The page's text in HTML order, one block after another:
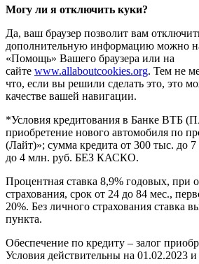
Могу ли я отключить куки?
Да, ваш браузер позволит вам
дополнительную информацию можно
«Помощь» Вашего браузера или на
сайте www.allaboutcookies.org. Тем не
что, если вы решили сделать это, это
качестве вашей навигации.
*Условия кредитования в Банке ВТБ
приобретение нового автомобиля по
(Лайт)»; сумма кредита от 300 тыс.
до 4 млн. руб. БЕЗ КАСКО.
Процентная ставка 8,9% годовых, при
страхования, срок от 24 до 84 мес.,
20%. Без личного страхования ставка
пункта.
Обеспечение по кредиту – залог
Условия действительны на 01.02.2023